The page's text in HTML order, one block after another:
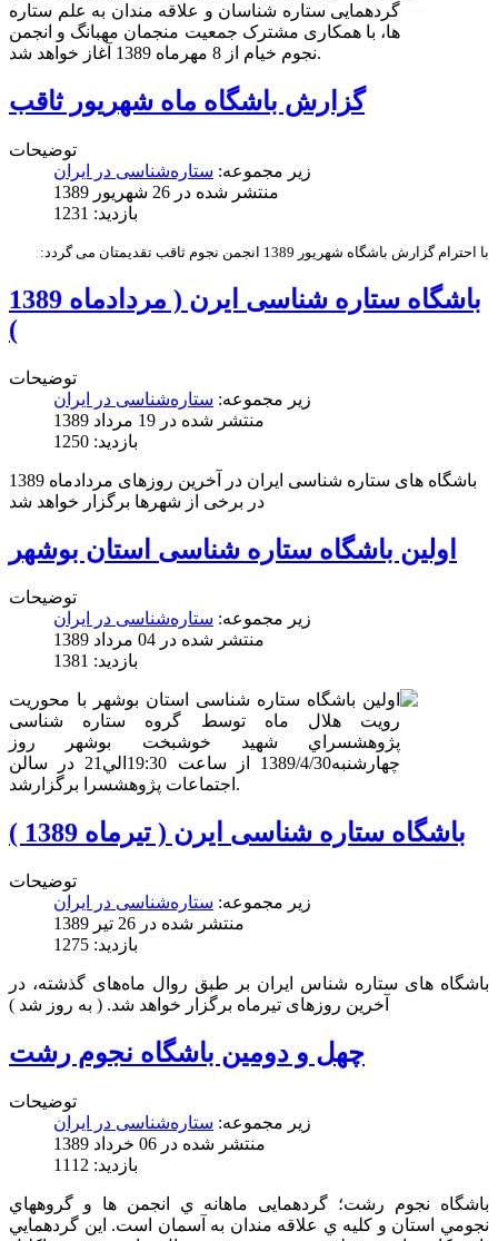
گردهمایی ستاره شناسان و علاقه مندان به علم ستاره
ها، با همکاری مشترک جمعیت منجمان مهبانگ و انجمن
نجوم خیام از 8 مهرماه 1389 آغاز خواهد شد.
گزارش باشگاه ماه شهریور ثاقب
توضیحات
زیر مجموعه: ستاره‌شناسی در ایران
منتشر شده در 26 شهریور 1389
بازدید: 1231
با احترام گزارش باشگاه شهریور 1389 انجمن نجوم ثاقب تقدیمتان می گردد:
باشگاه ستاره شناسی ایرن ( مردادماه 1389
)
توضیحات
زیر مجموعه: ستاره‌شناسی در ایران
منتشر شده در 19 مرداد 1389
بازدید: 1250
باشگاه های ستاره شناسی ایران در آخرین روزهای مردادماه 1389
در برخی از شهرها برگزار خواهد شد
اولين باشگاه ستاره شناسی استان بوشهر
توضیحات
زیر مجموعه: ستاره‌شناسی در ایران
منتشر شده در 04 مرداد 1389
بازدید: 1381
اولين باشگاه ستاره شناسی استان بوشهر با محوريت
رويت هلال ماه توسط گروه ستاره شناسی
پژوهشسراي شهيد خوشبخت بوشهر روز
چهارشنبه1389/4/30 از ساعت 19:30الي21 در سالن
اجتماعات پژوهشسرا برگزارشد.
باشگاه ستاره شناسی ایرن ( تیرماه 1389 )
توضیحات
زیر مجموعه: ستاره‌شناسی در ایران
منتشر شده در 26 تیر 1389
بازدید: 1275
باشگاه های ستاره شناس ایران بر طبق روال ماه‌های گذشته، در
آخرین روزهای تیرماه برگزار خواهد شد. ( به روز شد )
چهل و دومين باشگاه نجوم رشت
توضیحات
زیر مجموعه: ستاره‌شناسی در ایران
منتشر شده در 06 خرداد 1389
بازدید: 1112
باشگاه نجوم رشت؛ گردهمایی ماهانه ي انجمن ها و گروههاي
نجومي استان و كليه ي علاقه مندان به آسمان است. اين گردهمايي